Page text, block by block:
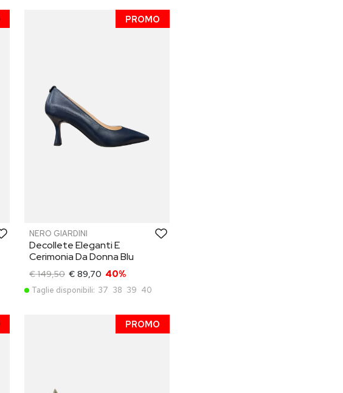
PROMO
NERO GIARDINI
Decollete Eleganti E
Cerimonia Da Donna Blu
€ 149,50 € 89,70 40%
Taglie disponibili: 37 38 39 40
PROMO